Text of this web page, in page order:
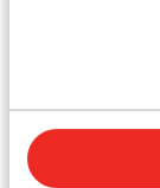
så ses vi på
Gran Canaria